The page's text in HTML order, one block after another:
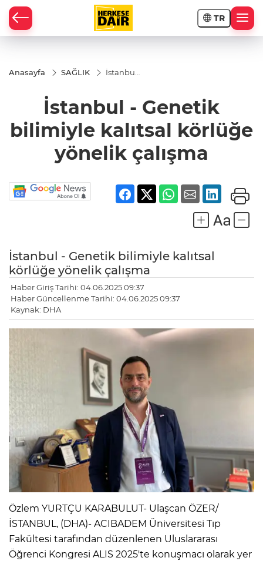
TR
Anasayfa SAĞLIK
İstanbul
bilimiyle
kalıtsal
yönelik
çalışma
İstanbul - Genetik
bilimiyle kalıtsal körlüğe
yönelik çalışma
İstanbul - Genetik bilimiyle kalıtsal
körlüğe yönelik çalışma
Haber Giriş Tarihi: 04.06.2025 09:37
Haber Güncellenme Tarihi: 04.06.2025 09:37
Kaynak: DHA
Özlem YURTÇU KARABULUT- Ulaşcan ÖZER/
İSTANBUL, (DHA)- ACIBADEM Üniversitesi Tıp
Fakültesi tarafından düzenlenen Uluslararası
Öğrenci Kongresi ALIS 2025'te konuşmacı olarak yer